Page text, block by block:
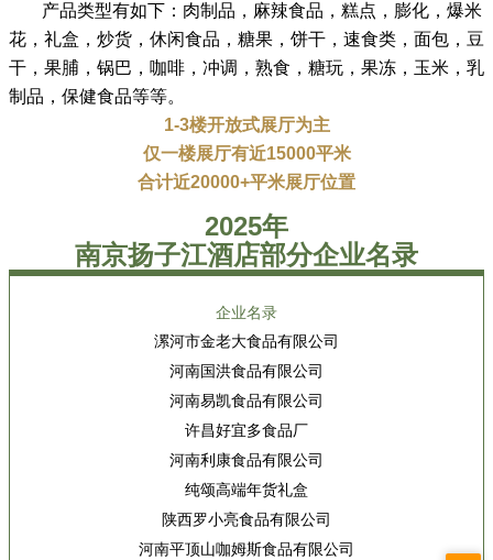
产品类型有如下：肉制品，麻辣食品，糕点，膨化，爆米
花，礼盒，炒货，休闲食品，糖果，饼干，速食类，面包，豆
干，果脯，锅巴，咖啡，冲调，熟食，糖玩，果冻，玉米，乳
制品，保健食品等等。
1-3楼开放式展厅为主
仅一楼展厅有近15000平米
合计近20000+平米展厅位置
2025年
南京扬子江酒店部分企业名录
企业名录
漯河市金老大食品有限公司
河南国洪食品有限公司
河南易凯食品有限公司
许昌好宜多食品厂
河南利康食品有限公司
纯颂高端年货礼盒
陕西罗小亮食品有限公司
河南平顶山咖姆斯食品有限公司